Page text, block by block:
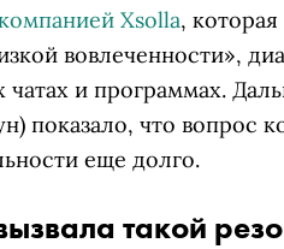
Xsolla,
вовлеченности»,
чатах и программах.
показало, что вопрос
еще долго.
такой